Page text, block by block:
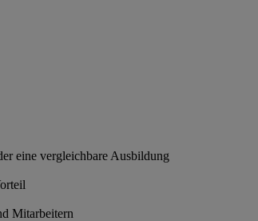
eine vergleichbare Ausbildung
Mitarbeitern